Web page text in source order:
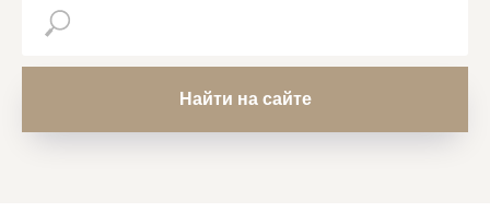
Найти на сайте